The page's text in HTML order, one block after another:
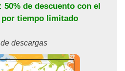
de descuento con el
por tiempo limitado
de descargas